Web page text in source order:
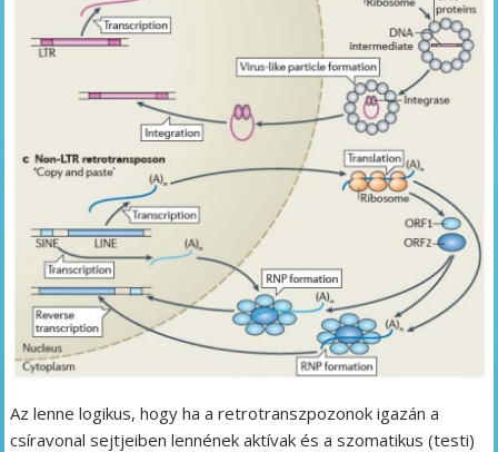
Az lenne logikus, hogy ha a retrotranszpozonok igazán a
csíravonal sejtjeiben lennének aktívak és a szomatikus (testi)